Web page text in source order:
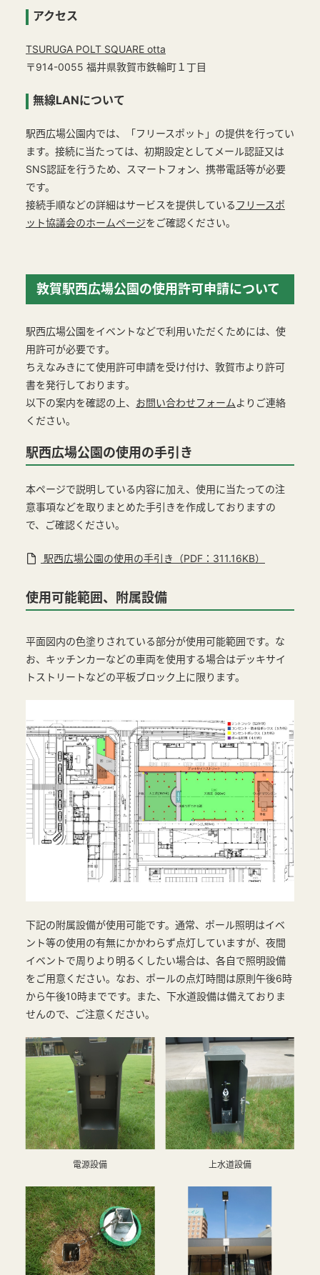
アクセス
TSURUGA POLT SQUARE otta
〒914-0055 福井県敦賀市鉄輪町１丁目
無線LANについて
駅西広場公園内では、「フリースポット」の提供を行ってい
ます。接続に当たっては、初期設定としてメール認証又は
SNS認証を行うため、スマートフォン、携帯電話等が必要
です。
接続手順などの詳細はサービスを提供している フリースポ
ット協議会のホームページをご確認ください。
敦賀駅西広場公園の使用許可申請について
駅西広場公園をイベントなどで利用いただくためには、使
用許可が必要です。
ちえなみきにて使用許可申請を受け付け、敦賀市より許可
書を発行しております。
以下の案内を確認の上、 お問い合わせフォームよりご連絡
ください。
駅西広場公園の使用の手引き
本ページで説明している内容に加え、使用に当たっての注
意事項などを取りまとめた手引きを作成しておりますの
で、ご確認ください。
駅西広場公園の使用の手引き（PDF：311.16KB）
使用可能範囲、附属設備
平面図内の色塗りされている部分が使用可能範囲です。な
お、キッチンカーなどの車両を使用する場合はデッキサイ
トストリートなどの平板ブロック上に限ります。
下記の附属設備が使用可能です。通常、ポール照明はイベ
ント等の使用の有無にかかわらず点灯していますが、夜間
イベントで周りより明るくしたい場合は、各自で照明設備
をご用意ください。なお、ポールの点灯時間は原則午後6時
から午後10時までです。また、下水道設備は備えておりま
せんので、ご注意ください。
電源設備 上水道設備